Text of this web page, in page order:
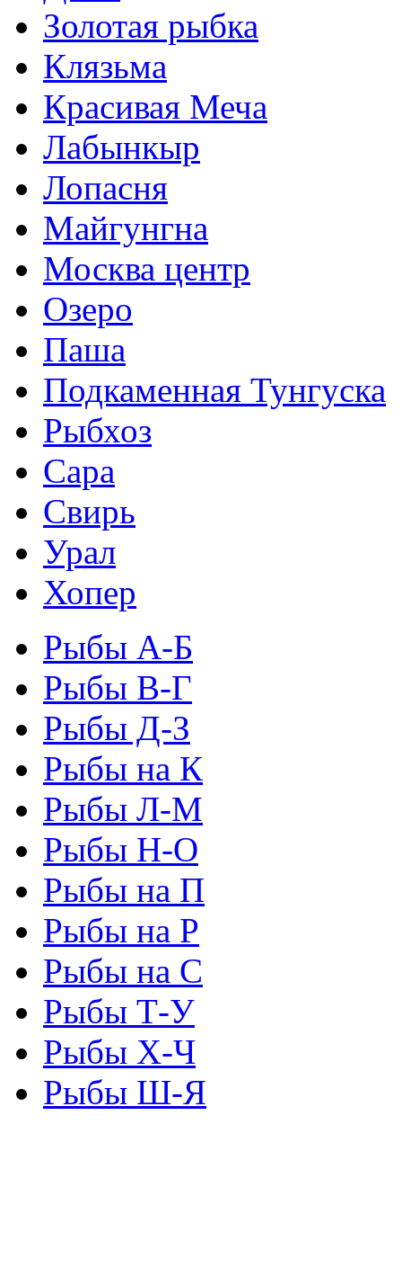
Золотая рыбка
Клязьма
Красивая Меча
Лабынкыр
Лопасня
Майгунгна
Москва центр
Озеро
Паша
Подкаменная Тунгуска
Рыбхоз
Сара
Свирь
Урал
Хопер
Рыбы А-Б
Рыбы В-Г
Рыбы Д-З
Рыбы на К
Рыбы Л-М
Рыбы Н-О
Рыбы на П
Рыбы на Р
Рыбы на С
Рыбы Т-У
Рыбы Х-Ч
Рыбы Ш-Я